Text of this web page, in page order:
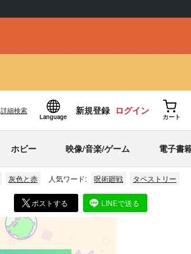
詳細検索
Language
新規登録 ログイン
カート
ホビー 映像/音楽/ゲーム 電子書
灰色と赤 人気ワード: 呪術廻戦 タペストリー
ポストする LINEで送る